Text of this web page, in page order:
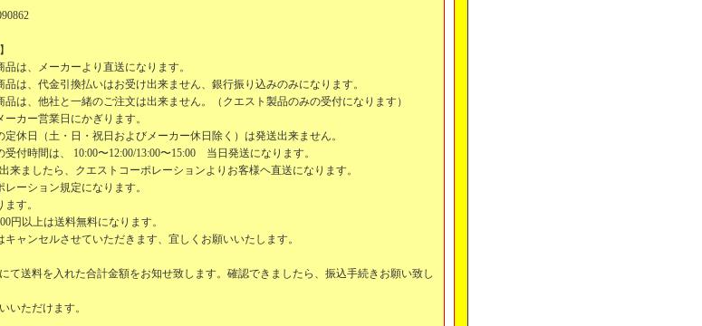
は、メーカーより直送になります。
は、代金引換払いはお受け出来ません、銀行振り込みのみになります。
は、他社と一緒のご注文は出来ません。（クエスト製品のみの受付になります）
カー営業日にかぎります。
休日（土・日・祝日およびメーカー休日除く）は発送出来ません。
時間は、 10:00〜12:00/13:00〜15:00 当日発送になります。
来ましたら、クエストコーポレーションよりお客様ヘ直送になります。
ーション規定になります。
す。
円以上は送料無料になります。
ャンセルさせていただきます、宜しくお願いいたします。
て送料を入れた合計金額をお知せ致します。確認できましたら、振込手続きお願い致し
いただけます。